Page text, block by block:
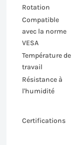
Rotation
Compatible
avec la norme
VESA
Température de
travail
Résistance à
l'humidité
Certifications